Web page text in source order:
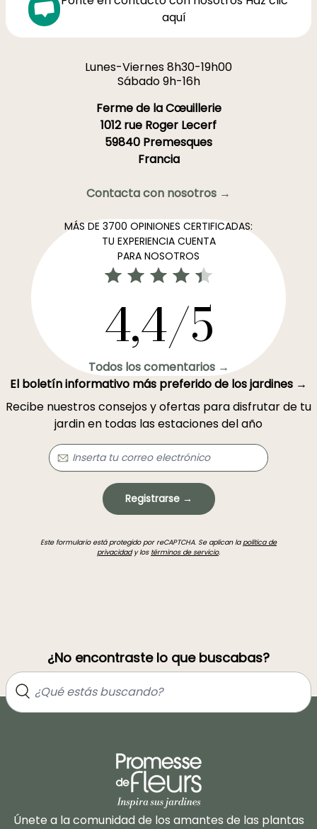
aquí
Lunes-Viernes 8h30-19h00
Sábado 9h-16h
Ferme de la Cœuillerie
1012 rue Roger Lecerf
59840 Premesques
Francia
Contacta con nosotros →
MÁS DE 3700 OPINIONES CERTIFICADAS:
TU EXPERIENCIA CUENTA
PARA NOSOTROS
4,4/5
Todos los comentarios →
El boletín informativo más preferido de los jardines →
Recibe nuestros consejos y ofertas para disfrutar de tu
jardin en todas las estaciones del año
Registrarse →
Este formulario está protegido por reCAPTCHA. Se aplican lapolítica de
privacidady los términos de servicio.
¿No encontraste lo que buscabas?
Únete a la comunidad de los amantes de las plantas